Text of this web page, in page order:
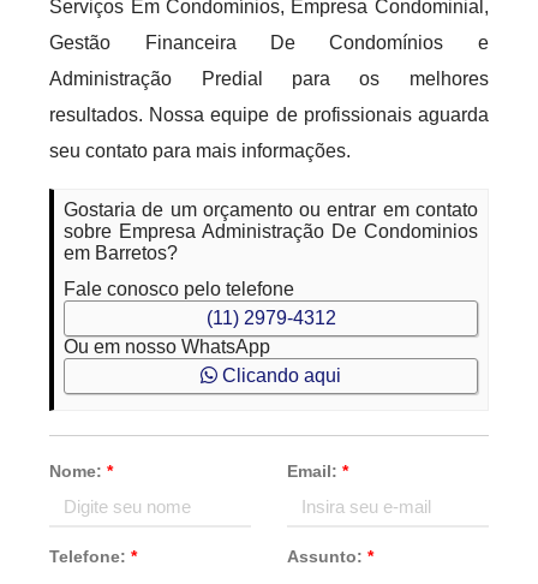
Serviços Em Condomínios, Empresa Condominial,
Gestão Financeira De Condomínios e
Administração Predial para os melhores
resultados. Nossa equipe de profissionais aguarda
seu contato para mais informações.
Gostaria de um orçamento ou entrar em contato
sobre Empresa Administração De Condominios
em Barretos?
Fale conosco pelo telefone
(11) 2979-4312
Ou em nosso WhatsApp
Clicando aqui
Nome:* Email: *
Telefone:* Assunto: *